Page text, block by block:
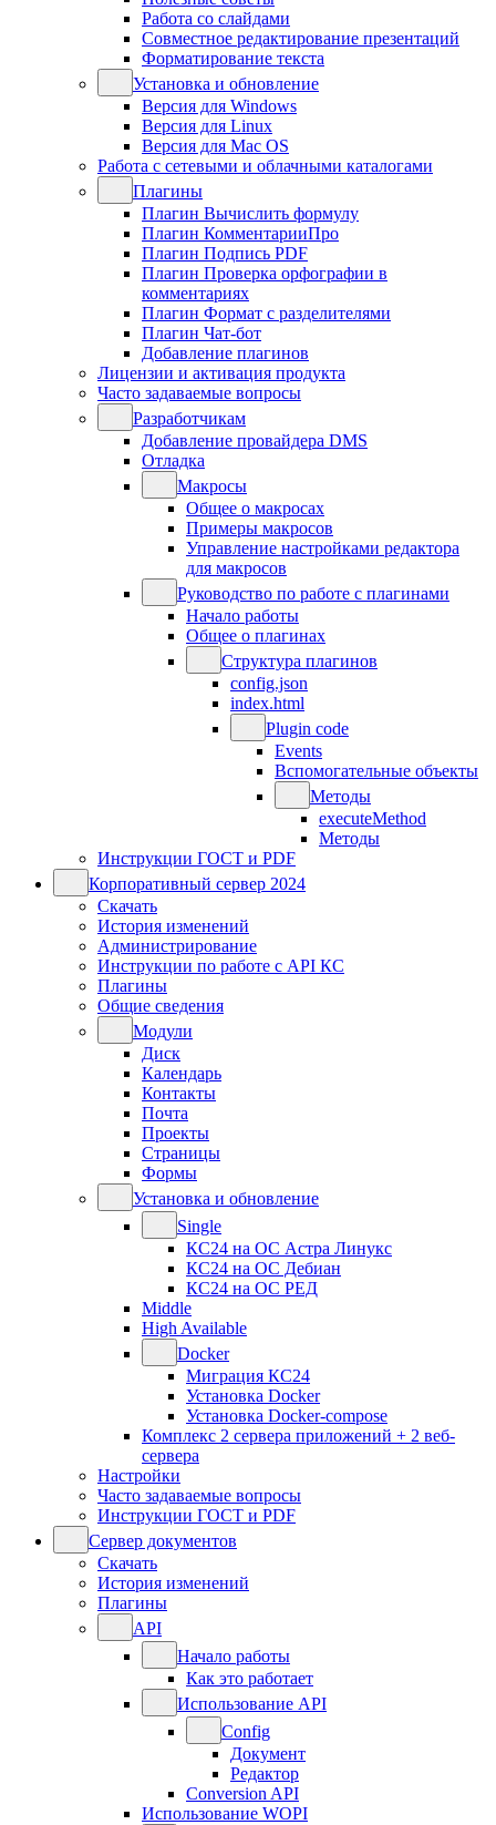
Работа со слайдами
Совместное редактирование презентаций
Форматирование текста
Установка и обновление
Версия для Windows
Версия для Linux
Версия для Mac OS
Работа с сетевыми и облачными каталогами
Плагины
Плагин Вычислить формулу
Плагин КомментарииПро
Плагин Подпись PDF
Плагин Проверка орфографии в
комментариях
Плагин Формат с разделителями
Плагин Чат-бот
Добавление плагинов
Лицензии и активация продукта
Часто задаваемые вопросы
Разработчикам
Добавление провайдера DMS
Отладка
Макросы
Общее о макросах
Примеры макросов
Управление настройками редактора
для макросов
Руководство по работе с плагинами
Начало работы
Общее о плагинах
Структура плагинов
config.json
index.html
Plugin code
Events
Вспомогательные объекты
Методы
executeMethod
Методы
Инструкции ГОСТ и PDF
Корпоративный сервер 2024
Скачать
История изменений
Администрирование
Инструкции по работе с API КС
Плагины
Общие сведения
Модули
Диск
Календарь
Контакты
Почта
Проекты
Страницы
Формы
Установка и обновление
Single
КС24 на ОС Астра Линукс
КС24 на ОС Дебиан
КС24 на ОС РЕД
Middle
High Available
Docker
Миграция КС24
Установка Docker
Установка Docker-compose
Комплекс 2 сервера приложений + 2 веб-
сервера
Настройки
Часто задаваемые вопросы
Инструкции ГОСТ и PDF
Сервер документов
Скачать
История изменений
Плагины
API
Начало работы
Как это работает
Использование API
Config
Документ
Редактор
Conversion API
Использование WOPI